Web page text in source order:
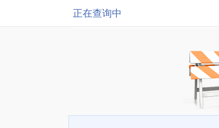
正在查询中